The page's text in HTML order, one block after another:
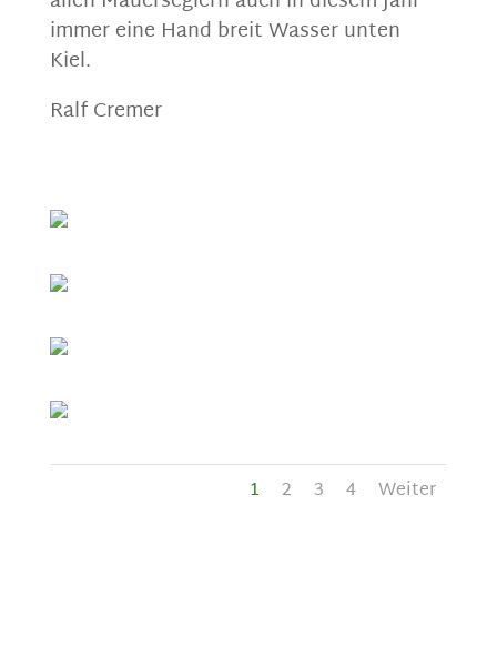
immer eine Hand breit Wasser unten
Kiel.
Ralf Cremer
1 2 3 4 Weiter